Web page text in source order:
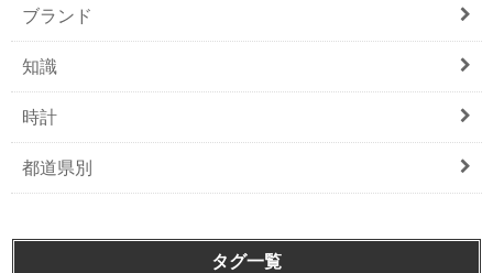
ブランド
知識
時計
都道県別
タグ一覧